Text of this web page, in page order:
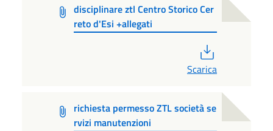
disciplinare ztl Centro Storico Cer
reto d'Esi +allegati
Scarica
richiesta permesso ZTL società se
rvizi manutenzioni